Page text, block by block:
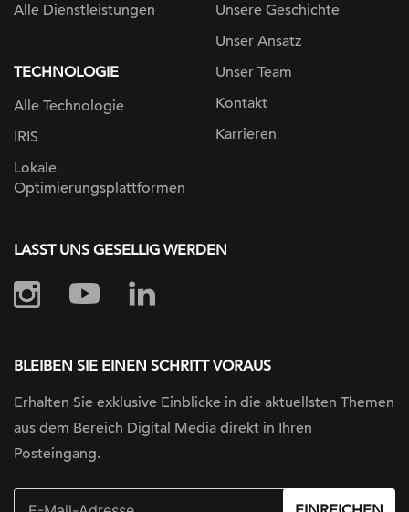
Alle Dienstleistungen
TECHNOLOGIE
Alle Technologie
IRIS
Lokale
Optimierungsplattformen
Unsere Geschichte
Unser Ansatz
Unser Team
Kontakt
Karrieren
LASST UNS GESELLIG WERDEN
BLEIBEN SIE EINEN SCHRITT VORAUS
Erhalten Sie exklusive Einblicke in die aktuellsten Themen
aus dem Bereich Digital Media direkt in Ihren
Posteingang.